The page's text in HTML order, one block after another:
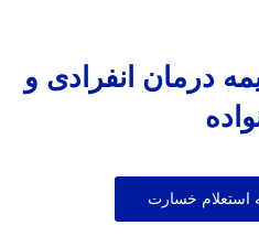
درمان انفرادی و
استعلام خسارت